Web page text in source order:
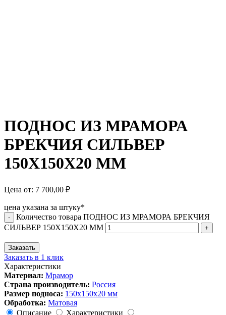
ПОДНОС ИЗ МРАМОРА
БРЕКЧИЯ СИЛЬВЕР
150Х150Х20 ММ
Цена от: 7 700,00 ₽
цена указана за штуку*
-
Количество товара ПОДНОС ИЗ МРАМОРА БРЕКЧИЯ
СИЛЬВЕР 150Х150Х20 ММ
+
Заказать
Заказать в 1 клик
Характеристики
Материал: Мрамор
Страна производитель: Россия
Размер подноса: 150х150х20 мм
Обработка: Матовая
Описание
Характеристики